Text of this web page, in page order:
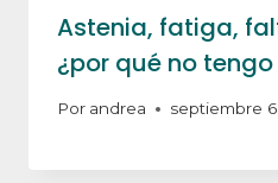
Astenia, fatiga,
¿por qué no
Por andrea septiembre